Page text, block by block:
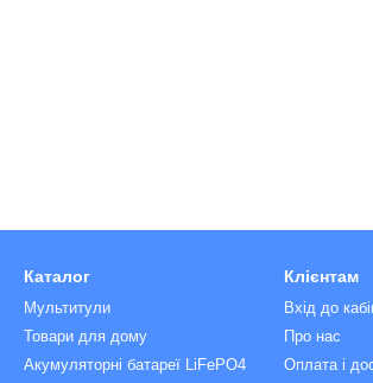
Каталог
Мультитули
Товари для дому
Акумуляторні батареї LiFePO4
Клієнтам
Вхід до
Про нас
Оплата і